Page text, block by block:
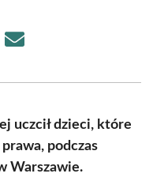
Share
uczcił dzieci, które
podczas
Warszawie.